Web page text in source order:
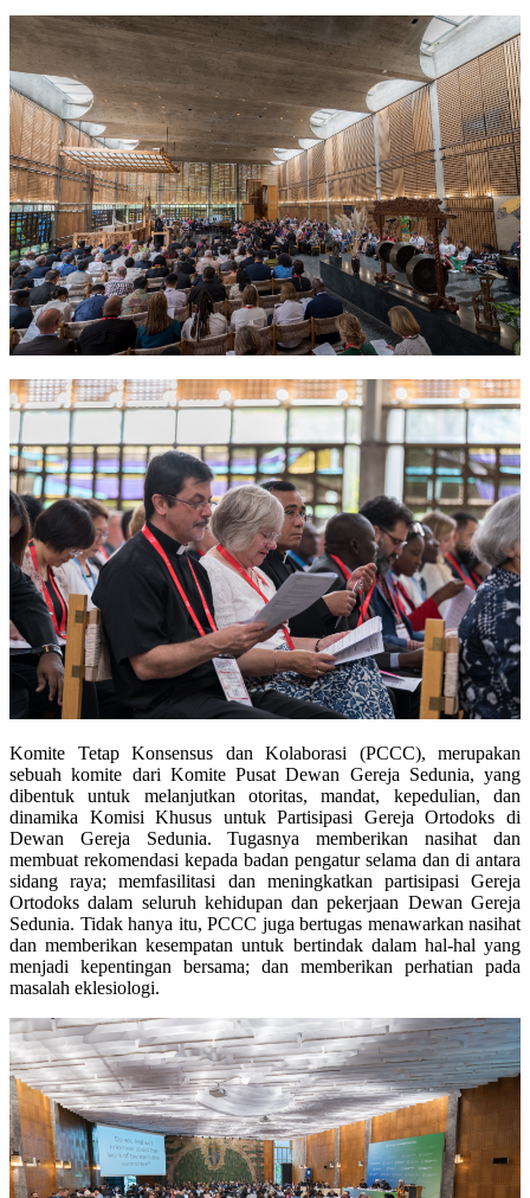
Komite Tetap Konsensus dan Kolaborasi (PCCC), merupakan
sebuah komite dari Komite Pusat Dewan Gereja Sedunia, yang
dibentuk untuk melanjutkan otoritas, mandat, kepedulian, dan
dinamika Komisi Khusus untuk Partisipasi Gereja Ortodoks di
Dewan Gereja Sedunia. Tugasnya memberikan nasihat dan
membuat rekomendasi kepada badan pengatur selama dan di antara
sidang raya; memfasilitasi dan meningkatkan partisipasi Gereja
Ortodoks dalam seluruh kehidupan dan pekerjaan Dewan Gereja
Sedunia. Tidak hanya itu, PCCC juga bertugas menawarkan nasihat
dan memberikan kesempatan untuk bertindak dalam hal-hal yang
menjadi kepentingan bersama; dan memberikan perhatian pada
masalah eklesiologi.